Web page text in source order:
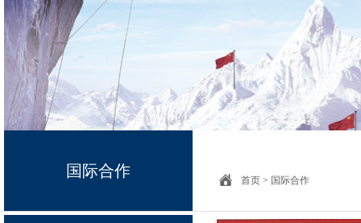
国际合作
首页 > 国际合作